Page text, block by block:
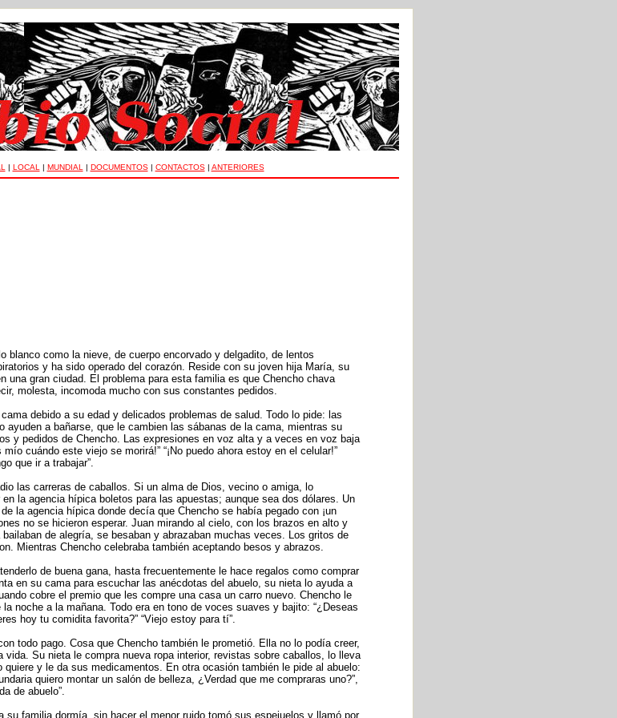
| LOCAL | MUNDIAL | DOCUMENTOS| CONTACTOS| ANTERIORES
blanco como la nieve, de cuerpo encorvado y delgadito, de lentos
y ha sido operado del corazón. Reside con su joven hija María, su
una gran ciudad. El problema para esta familia es que Chencho chava
molesta, incomoda mucho con sus constantes pedidos.
debido a su edad y delicados problemas de salud. Todo lo pide: las
ayuden a bañarse, que le cambien las sábanas de la cama, mientras su
y pedidos de Chencho. Las expresiones en voz alta y a veces en voz baja
mío cuándo este viejo se morirá!” “¡No puedo ahora estoy en el celular!”
que ir a trabajar”.
las carreras de caballos. Si un alma de Dios, vecino o amiga, lo
la agencia hípica boletos para las apuestas; aunque sea dos dólares. Un
la agencia hípica donde decía que Chencho se había pegado con ¡un
no se hicieron esperar. Juan mirando al cielo, con los brazos en alto y
de alegría, se besaban y abrazaban muchas veces. Los gritos de
Mientras Chencho celebraba también aceptando besos y abrazos.
de buena gana, hasta frecuentemente le hace regalos como comprar
en su cama para escuchar las anécdotas del abuelo, su nieta lo ayuda a
cobre el premio que les compre una casa un carro nuevo. Chencho le
noche a la mañana. Todo era en tono de voces suaves y bajito: “¿Deseas
hoy tu comidita favorita?” “Viejo estoy para tí”.
todo pago. Cosa que Chencho también le prometió. Ella no lo podía creer,
Su nieta le compra nueva ropa interior, revistas sobre caballos, lo lleva
y le da sus medicamentos. En otra ocasión también le pide al abuelo:
quiero montar un salón de belleza, ¿Verdad que me compraras uno?”,
de abuelo”.
su familia dormía, sin hacer el menor ruido tomó sus espejuelos y llamó por